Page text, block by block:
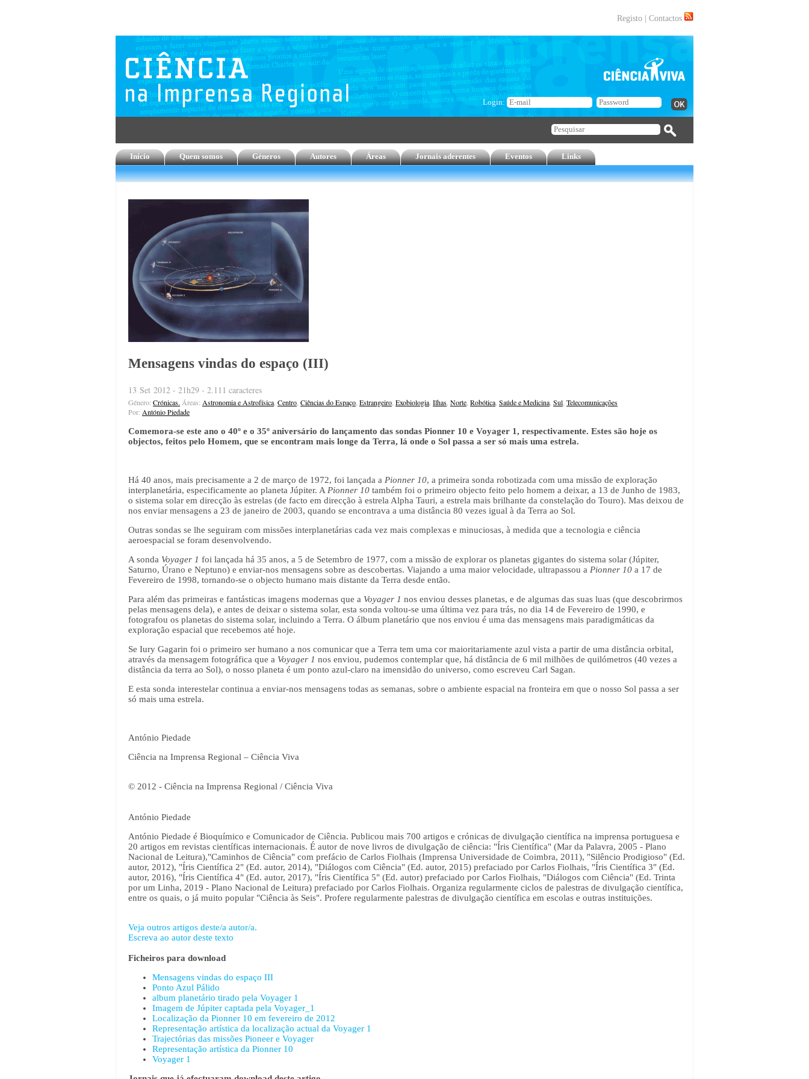
Registo Contactos
Login:
Início Quem somos Géneros Autores Áreas Jornais aderentes Eventos Links
Mensagens vindas do espaço (III)
13 Set 2012 - 21h29 - 2.111 caracteres
Género: Crónicas. Áreas: Astronomia e Astrofísica, Centro, Ciências do Espaço, Estrangeiro, Exobiologia, Ilhas, Norte, Robótica, Saúde e Medicina, Sul, Telecomunicações
Por: António Piedade
Comemora-se este ano o 40º e o 35º aniversário do lançamento das sondas Pionner 10 e Voyager 1, respectivamente. Estes são hoje os
objectos, feitos pelo Homem, que se encontram mais longe da Terra, lá onde o Sol passa a ser só mais uma estrela.
Há 40 anos, mais precisamente a 2 de março de 1972, foi lançada a Pionner 10, a primeira sonda robotizada com uma missão de exploração
interplanetária, especificamente ao planeta Júpiter. APionner 10 também foi o primeiro objecto feito pelo homem a deixar, a 13 de Junho de 1983,
o sistema solar em direcção às estrelas (de facto em direcção à estrela Alpha Tauri, a estrela mais brilhante da constelação do Touro). Mas deixou de
nos enviar mensagens a 23 de janeiro de 2003, quando se encontrava a uma distância 80 vezes igual à da Terra ao Sol.
Outras sondas se lhe seguiram com missões interplanetárias cada vez mais complexas e minuciosas, à medida que a tecnologia e ciência
aeroespacial se foram desenvolvendo.
A sonda Voyager 1 foi lançada há 35 anos, a 5 de Setembro de 1977, com a missão de explorar os planetas gigantes do sistema solar (Júpiter,
Saturno, Úrano e Neptuno) e enviar-nos mensagens sobre as descobertas. Viajando a uma maior velocidade, ultrapassou a Pionner 10 a 17 de
Fevereiro de 1998, tornando-se o objecto humano mais distante da Terra desde então.
Para além das primeiras e fantásticas imagens modernas que a Voyager 1 nos enviou desses planetas, e de algumas das suas luas (que descobrirmos
pelas mensagens dela), e antes de deixar o sistema solar, esta sonda voltou-se uma última vez para trás, no dia 14 de Fevereiro de 1990, e
fotografou os planetas do sistema solar, incluindo a Terra. O álbum planetário que nos enviou é uma das mensagens mais paradigmáticas da
exploração espacial que recebemos até hoje.
Se Iury Gagarin foi o primeiro ser humano a nos comunicar que a Terra tem uma cor maioritariamente azul vista a partir de uma distância orbital,
através da mensagem fotográfica que a Voyager 1 nos enviou, pudemos contemplar que, há distância de 6 mil milhões de quilómetros (40 vezes a
distância da terra ao Sol), o nosso planeta é um ponto azul-claro na imensidão do universo, como escreveu Carl Sagan.
E esta sonda interestelar continua a enviar-nos mensagens todas as semanas, sobre o ambiente espacial na fronteira em que o nosso Sol passa a ser
só mais uma estrela.
António Piedade
Ciência na Imprensa Regional – Ciência Viva
© 2012 - Ciência na Imprensa Regional / Ciência Viva
António Piedade
António Piedade é Bioquímico e Comunicador de Ciência. Publicou mais 700 artigos e crónicas de divulgação científica na imprensa portuguesa e
20 artigos em revistas científicas internacionais. É autor de nove livros de divulgação de ciência: "Íris Científica" (Mar da Palavra, 2005 - Plano
Nacional de Leitura),"Caminhos de Ciência" com prefácio de Carlos Fiolhais (Imprensa Universidade de Coimbra, 2011), "Silêncio Prodigioso" (Ed.
autor, 2012), "Íris Científica 2" (Ed. autor, 2014), "Diálogos com Ciência" (Ed. autor, 2015) prefaciado por Carlos Fiolhais, "Íris Científica 3" (Ed.
autor, 2016), "Íris Científica 4" (Ed. autor, 2017), "Íris Científica 5" (Ed. autor) prefaciado por Carlos Fiolhais, "Diálogos com Ciência" (Ed. Trinta
por um Linha, 2019 - Plano Nacional de Leitura) prefaciado por Carlos Fiolhais. Organiza regularmente ciclos de palestras de divulgação científica,
entre os quais, o já muito popular "Ciência às Seis". Profere regularmente palestras de divulgação científica em escolas e outras instituições.
Veja outros artigos deste/a autor/a.
Escreva ao autor deste texto
Ficheiros para download
Mensagens vindas do espaço III
Ponto Azul Pálido
album planetário tirado pela Voyager 1
Imagem de Júpiter captada pela Voyager_1
Localização da Pionner 10 em fevereiro de 2012
Representação artística da localização actual da Voyager 1
Trajectórias das missões Pioneer e Voyager
Representação artística da Pionner 10
Voyager 1